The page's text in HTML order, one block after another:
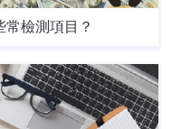
檢測項目？